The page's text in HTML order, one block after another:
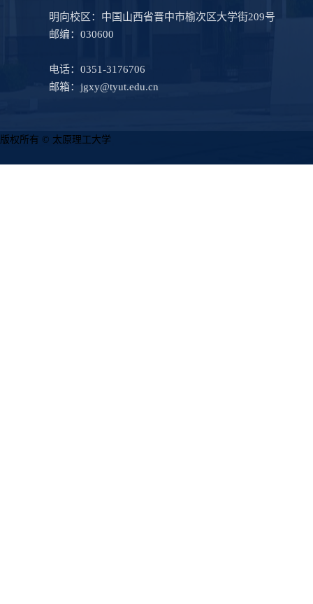
明向校区：中国山西省晋中市榆次区大学街209号
邮编：030600
电话：0351-3176706
邮箱：jgxy@tyut.edu.cn
版权所有 © 太原理工大学